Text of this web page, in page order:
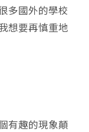
多國外的學校
想要再慎重地
有趣的現象顛